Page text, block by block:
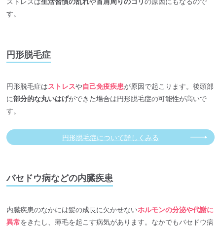
す。
円形脱毛症
円形脱毛症はストレスや自己免疫疾患が原因で起こります。後頭部
に部分的な丸いはげができた場合は円形脱毛症の可能性が高いで
す。
円形脱毛症について詳しくみる
バセドウ病などの内臓疾患
内臓疾患のなかには髪の成長に欠かせないホルモンの分泌や代謝に
異常をきたし、薄毛を起こす病気があります。なかでもバセドウ病